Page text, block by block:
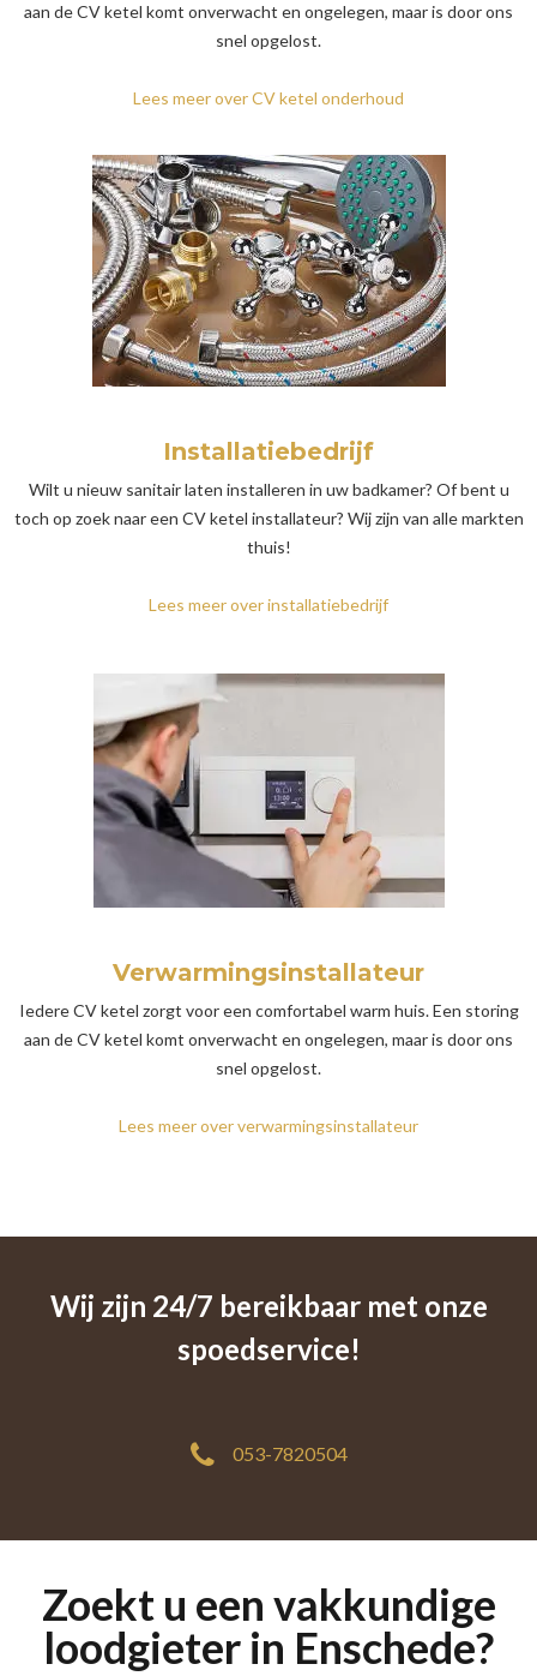
aan de CV ketel komt onverwacht en ongelegen, maar is door ons
snel opgelost.
Lees meer over CV ketel onderhoud
Installatiebedrijf
Wilt u nieuw sanitair laten installeren in uw badkamer? Of bent u
toch op zoek naar een CV ketel installateur? Wij zijn van alle markten
thuis!
Lees meer over installatiebedrijf
Verwarmingsinstallateur
Iedere CV ketel zorgt voor een comfortabel warm huis. Een storing
aan de CV ketel komt onverwacht en ongelegen, maar is door ons
snel opgelost.
Lees meer over verwarmingsinstallateur
Wij zijn 24/7 bereikbaar met onze
spoedservice!
053-7820504
Zoekt u een vakkundige
loodgieter in Enschede?